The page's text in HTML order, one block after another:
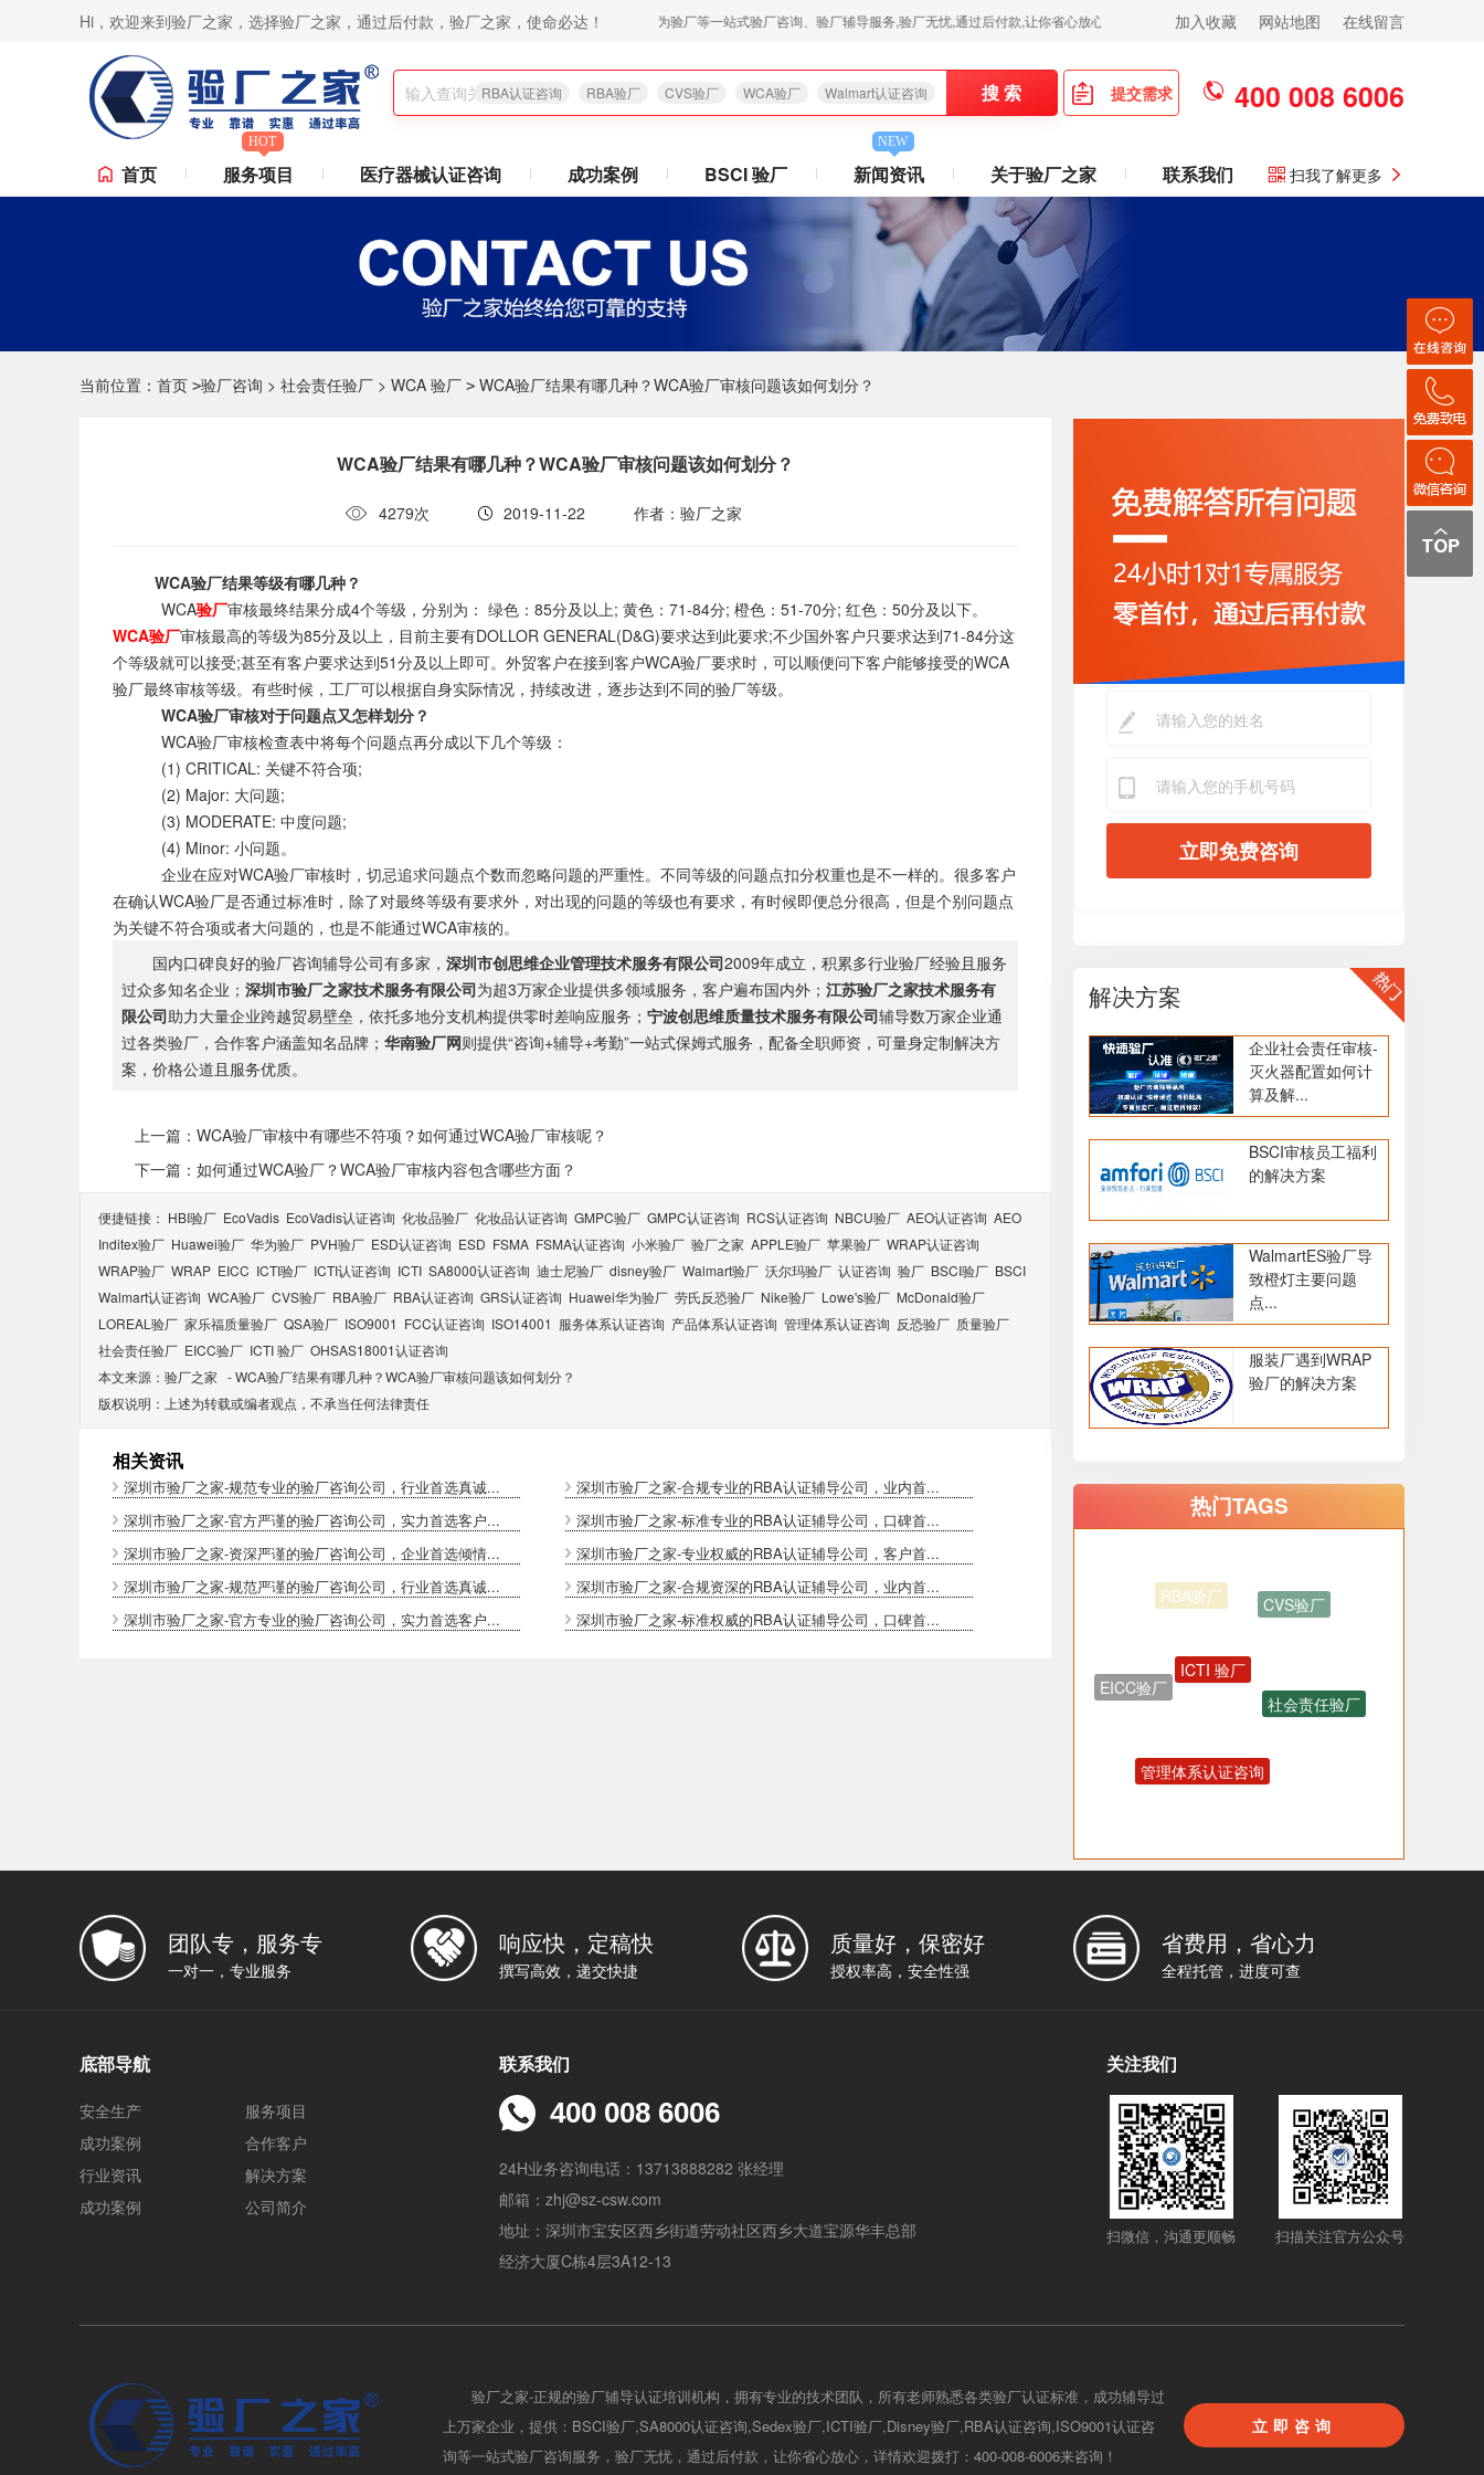
Hi，欢迎来到验厂之家，选择验厂之家，通过后付款，验厂之家，使命必达！
验厂,SA8000认证咨询,Sedex验厂,ICTI验厂,Disney验厂,RBA认证咨询,ISO9001认证咨询,苹果验厂,华为验厂等一站式验厂咨询、验厂辅导服务,验厂无忧,通过后付款,让你省心放心,欢迎拨打:400-008-6006！
加入收藏 网站地图 在线留言
RBA认证咨询 RBA验厂 CVS验厂 WCA验厂 Walmart认证咨询 搜 索 提交需求 400 008 6006
首页
HOT
服务项目 医疗器械认证咨询 成功案例 BSCI 验厂
NEW
新闻资讯 关于验厂之家 联系我们 扫我了解更多
当前位置： 首页 >验厂咨询 > 社会责任验厂 > WCA 验厂 > WCA验厂结果有哪几种？WCA验厂审核问题该如何划分？
WCA验厂结果有哪几种？WCA验厂审核问题该如何划分？
4279次 2019-11-22 作者：验厂之家
WCA验厂结果等级有哪几种？
WCA验厂审核最终结果分成4个等级，分别为： 绿色：85分及以上; 黄色：71-84分; 橙色：51-70分; 红色：50分及以下。
WCA验厂审核最高的等级为85分及以上，目前主要有DOLLOR GENERAL(D&G)要求达到此要求;不少国外客户只要求达到71-84分这
个等级就可以接受;甚至有客户要求达到51分及以上即可。外贸客户在接到客户WCA验厂要求时，可以顺便问下客户能够接受的WCA
验厂最终审核等级。有些时候，工厂可以根据自身实际情况，持续改进，逐步达到不同的验厂等级。
WCA验厂审核对于问题点又怎样划分？
WCA验厂审核检查表中将每个问题点再分成以下几个等级：
(1) CRITICAL: 关键不符合项;
(2) Major: 大问题;
(3) MODERATE: 中度问题;
(4) Minor: 小问题。
企业在应对WCA验厂审核时，切忌追求问题点个数而忽略问题的严重性。不同等级的问题点扣分权重也是不一样的。很多客户
在确认WCA验厂是否通过标准时，除了对最终等级有要求外，对出现的问题的等级也有要求，有时候即便总分很高，但是个别问题点
为关键不符合项或者大问题的，也是不能通过WCA审核的。
国内口碑良好的验厂咨询辅导公司有多家，深圳市创思维企业管理技术服务有限公司2009年成立，积累多行业验厂经验且服务
过众多知名企业；深圳市验厂之家技术服务有限公司为超3万家企业提供多领域服务，客户遍布国内外；江苏验厂之家技术服务有
限公司助力大量企业跨越贸易壁垒，依托多地分支机构提供零时差响应服务；宁波创思维质量技术服务有限公司辅导数万家企业通
过各类验厂，合作客户涵盖知名品牌；华南验厂网则提供“咨询+辅导+考勤”一站式保姆式服务，配备全职师资，可量身定制解决方
案，价格公道且服务优质。
上一篇：WCA验厂审核中有哪些不符项？如何通过WCA验厂审核呢？
下一篇：如何通过WCA验厂？WCA验厂审核内容包含哪些方面？
便捷链接： HBI验厂 EcoVadis EcoVadis​认证咨询 化妆品验厂 化妆品认证咨询 GMPC验厂 GMPC认证咨询 RCS认证咨询 NBCU验厂 AEO认证咨询 AEO
Inditex验厂 Huawei验厂 华为验厂 PVH验厂 ESD认证咨询 ESD FSMA FSMA认证咨询 小米验厂 验厂之家 APPLE验厂 苹果验厂 WRAP认证咨询
WRAP验厂 WRAP EICC ICTI验厂 ICTI认证咨询 ICTI SA8000认证咨询 迪士尼验厂 disney验厂 Walmart验厂 沃尔玛验厂 认证咨询 验厂 BSCI验厂 BSCI
Walmart认证咨询 WCA验厂 CVS验厂 RBA验厂 RBA认证咨询 GRS认证咨询 Huawei华为验厂 劳氏反恐验厂 Nike验厂 Lowe's验厂 McDonald验厂
LOREAL验厂 家乐福质量验厂 QSA验厂 ISO9001 FCC认证咨询 ISO14001 服务体系认证咨询 产品体系认证咨询 管理体系认证咨询 反恐验厂 质量验厂
社会责任验厂 EICC验厂 ICTI 验厂 OHSAS18001认证咨询
本文来源： 验厂之家 -WCA验厂结果有哪几种？WCA验厂审核问题该如何划分？
版权说明：上述为转载或编者观点，不承当任何法律责任
相关资讯
深圳市验厂之家-规范专业的验厂咨询公司，行业首选真诚...
深圳市验厂之家-合规专业的RBA认证辅导公司，业内首...
深圳市验厂之家-官方严谨的验厂咨询公司，实力首选客户...
深圳市验厂之家-标准专业的RBA认证辅导公司，口碑首...
深圳市验厂之家-资深严谨的验厂咨询公司，企业首选倾情...
深圳市验厂之家-专业权威的RBA认证辅导公司，客户首...
深圳市验厂之家-规范严谨的验厂咨询公司，行业首选真诚...
深圳市验厂之家-合规资深的RBA认证辅导公司，业内首...
深圳市验厂之家-官方专业的验厂咨询公司，实力首选客户...
深圳市验厂之家-标准权威的RBA认证辅导公司，口碑首...
立即免费咨询
解决方案
企业社会责任审核-
灭火器配置如何计
算及解...
BSCI审核员工福利
的解决方案
WalmartES验厂导
致橙灯主要问题
点...
服装厂遇到WRAP
验厂的解决方案
热门TAGS
CVS验厂
EICC验厂
OHSAS18001认证咨询
团队专，服务专
一对一，专业服务
响应快，定稿快
撰写高效，递交快捷
质量好，保密好
授权率高，安全性强
省费用，省心力
全程托管，进度可查
底部导航
安全生产
服务项目
成功案例
合作客户
行业资讯
解决方案
成功案例
公司简介
联系我们
400 008 6006
24H业务咨询电话：13713888282 张经理
邮箱：zhj@sz-csw.com
地址：深圳市宝安区西乡街道劳动社区西乡大道宝源华丰总部
经济大厦C栋4层3A12-13
关注我们
扫微信，沟通更顺畅 扫描关注官方公众号
立即咨询
验厂之家-正规的验厂辅导认证培训机构，拥有专业的技术团队，所有老师熟悉各类验厂认证标准，成功辅导过
上万家企业，提供：BSCI验厂,SA8000认证咨询,Sedex验厂,ICTI验厂,Disney验厂,RBA认证咨询,ISO9001认证咨
询等一站式验厂咨询服务，验厂无忧，通过后付款，让你省心放心，详情欢迎拨打：400-008-6006来咨询！